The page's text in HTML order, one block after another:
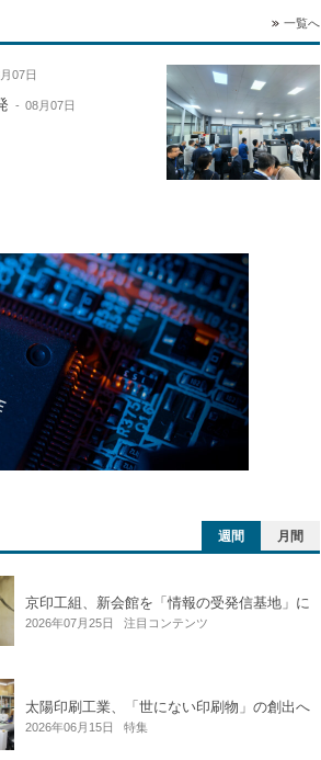
一覧へ
07日
08月07日
週間 月間
京印工組、新会館を「情報の受発信基地」に
2026年07月25日 注目コンテンツ
太陽印刷工業、「世にない印刷物」の創出へ
2026年06月15日 特集